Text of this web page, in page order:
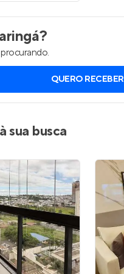
?
QUERO RECEBER
sua busca